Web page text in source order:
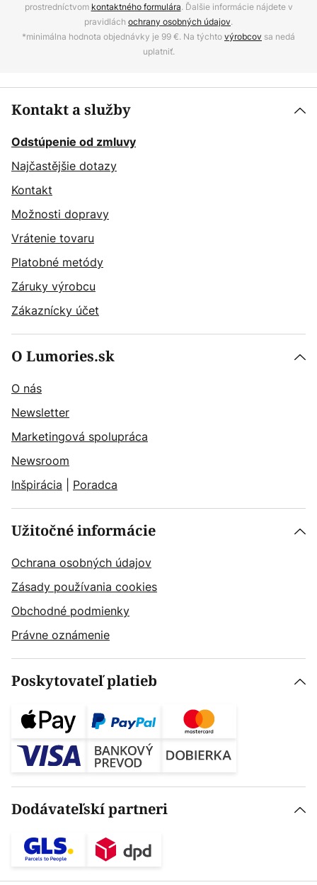
prostredníctvom kontaktného formulára. Ďalšie informácie nájdete v
pravidlách ochrany osobných údajov.
*minimálna hodnota objednávky je 99 €. Na týchtovýrobcov sa nedá
uplatniť.
Kontakt a služby
Odstúpenie od zmluvy
Najčastějšie dotazy
Kontakt
Možnosti dopravy
Vrátenie tovaru
Platobné metódy
Záruky výrobcu
Zákaznícky účet
O Lumories.sk
O nás
Newsletter
Marketingová spolupráca
Newsroom
Inšpirácia
Poradca
Užitočné informácie
Ochrana osobných údajov
Zásady používania cookies
Obchodné podmienky
Právne oznámenie
Poskytovateľ platieb
Dodávateľskí partneri